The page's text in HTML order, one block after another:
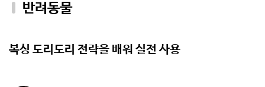
반려동물
복싱 도리도리 전략을 배워 실전 사용